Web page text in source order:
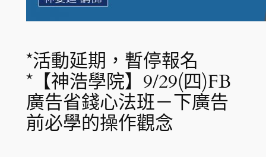
*活動延期，暫停報名
*【神浩學院】9/29(四)FB
廣告省錢心法班－下廣告
前必學的操作觀念